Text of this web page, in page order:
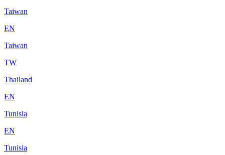
Taiwan
EN
Taiwan
TW
Thailand
EN
Tunisia
EN
Tunisia